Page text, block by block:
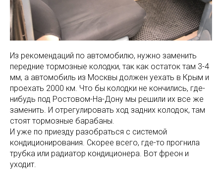
Из рекомендаций по автомобилю, нужно заменить
передние тормозные колодки, так как остаток там 3-4
мм, а автомобиль из Москвы должен уехать в Крым и
проехать 2000 км. Что бы колодки не кончились, где-
нибудь под Ростовом-На-Дону мы решили их все же
заменить. И отрегулировать ход задних колодок, там
стоят тормозные барабаны.
И уже по приезду разобраться с системой
кондиционирования. Скорее всего, где-то прогнила
трубка или радиатор кондиционера. Вот фреон и
уходит.